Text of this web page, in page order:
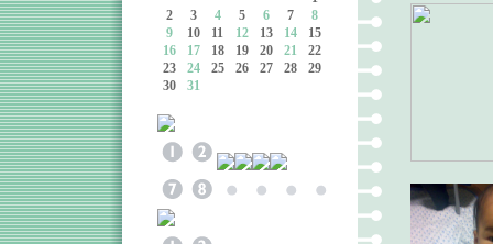
2
3 4 5 6 7
8
9
10 11 12 13 14
15
16
17 18 19 20 21
22
23
24 25 26 27 28
29
30
31